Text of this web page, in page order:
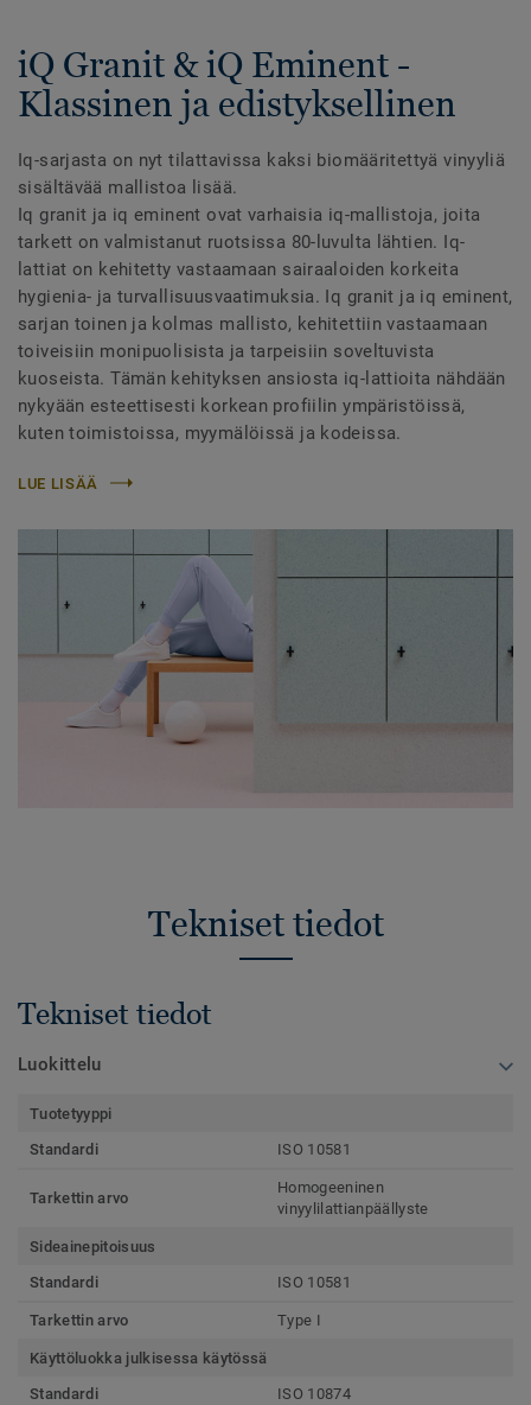
iQ Granit & iQ Eminent -
Klassinen ja edistyksellinen
Iq-sarjasta on nyt tilattavissa kaksi biomääritettyä vinyyliä
sisältävää mallistoa lisää.
Iq granit ja iq eminent ovat varhaisia iq-mallistoja, joita
tarkett on valmistanut ruotsissa 80-luvulta lähtien. Iq-
lattiat on kehitetty vastaamaan sairaaloiden korkeita
hygienia- ja turvallisuusvaatimuksia. Iq granit ja iq eminent,
sarjan toinen ja kolmas mallisto, kehitettiin vastaamaan
toiveisiin monipuolisista ja tarpeisiin soveltuvista
kuoseista. Tämän kehityksen ansiosta iq-lattioita nähdään
nykyään esteettisesti korkean profiilin ympäristöissä,
kuten toimistoissa, myymälöissä ja kodeissa.
LUE LISÄÄ
Tekniset tiedot
Tekniset tiedot
Luokittelu
Tuotetyyppi
Standardi
ISO 10581
Tarkettin arvo
Homogeeninen
vinyylilattianpäällyste
Sideainepitoisuus
Standardi
ISO 10581
Tarkettin arvo Type I
Käyttöluokka julkisessa käytössä
Standardi
ISO 10874